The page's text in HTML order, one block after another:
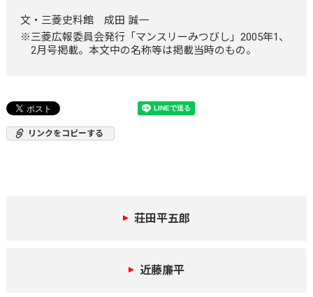
文・三菱史料館 成田 誠一
三菱広報委員会発行「マンスリーみつびし」2005年1、
2月号掲載。本文中の名称等は掲載当時のもの。
リンクをコピーする
荘田平五郎
近藤廉平